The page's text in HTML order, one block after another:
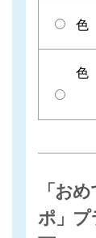
色
色
「お
ポ」プ